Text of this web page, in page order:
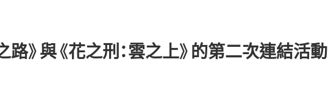
路》與《花之刑：雲之上》的第二次連結活動